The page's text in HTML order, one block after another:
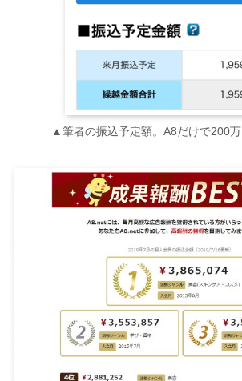
▲筆者の振込予定額。A8だけで200万